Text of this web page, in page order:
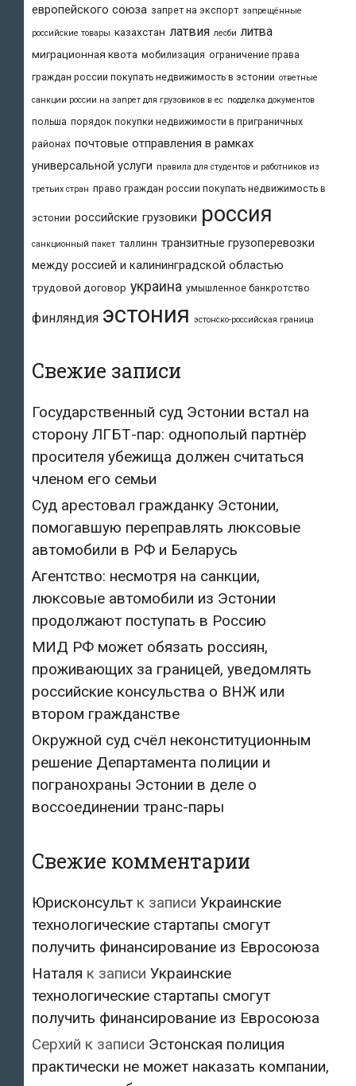
европейского союза запрет на экспорт запрещённые
российские товары казахстан латвия лесби литва
миграционная квота мобилизация ограничение права
граждан россии покупать недвижимость в эстонии ответные
санкции россии на запрет для грузовиков в ес подделка документов
польша порядок покупки недвижимости в приграничных
районах почтовые отправления в рамках
универсальной услуги правила для студентов и работников из
третьих стран право граждан россии покупать недвижимость в
эстонии российские грузовики россия
санкционный пакет таллинн транзитные грузоперевозки
между россией и калининградской областью
трудовой договор украина умышленное банкротство
финляндия эстония эстонско-российская граница
Свежие записи
Государственный суд Эстонии встал на
сторону ЛГБТ-пар: однополый партнёр
просителя убежища должен считаться
членом его семьи
Суд арестовал гражданку Эстонии,
помогавшую переправлять люксовые
автомобили в РФ и Беларусь
Агентство: несмотря на санкции,
люксовые автомобили из Эстонии
продолжают поступать в Россию
МИД РФ может обязать россиян,
проживающих за границей, уведомлять
российские консульства о ВНЖ или
втором гражданстве
Окружной суд счёл неконституционным
решение Департамента полиции и
погранохраны Эстонии в деле о
воссоединении транс-пары
Свежие комментарии
Юрисконсульт к записи Украинские
технологические стартапы смогут
получить финансирование из Евросоюза
Наталя к записи Украинские
технологические стартапы смогут
получить финансирование из Евросоюза
Серхий к записи Эстонская полиция
практически не может наказать компании,